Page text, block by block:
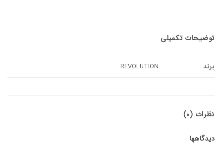
توضیحات تکمیلی
برند REVOLUTION
نظرات (0)
دیدگاهها